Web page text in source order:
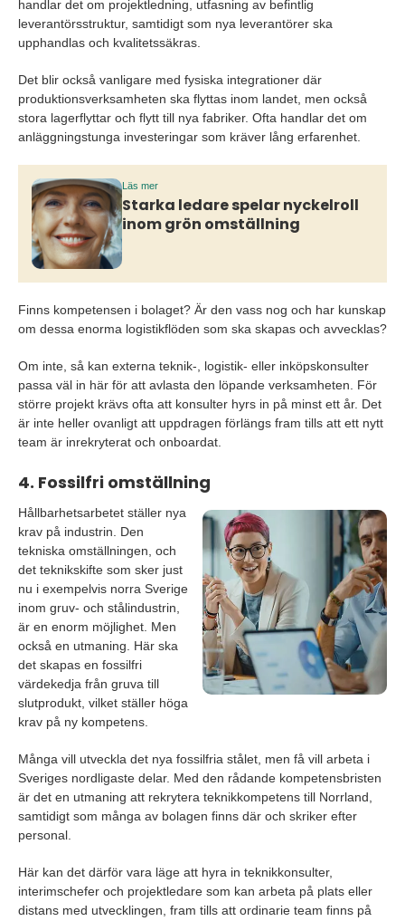
handlar det om projektledning, utfasning av befintlig
leverantörsstruktur, samtidigt som nya leverantörer ska
upphandlas och kvalitetssäkras.
Det blir också vanligare med fysiska integrationer där
produktionsverksamheten ska flyttas inom landet, men också
stora lagerflyttar och flytt till nya fabriker. Ofta handlar det om
anläggningstunga investeringar som kräver lång erfarenhet.
Läs mer
Starka ledare spelar nyckelroll
inom grön omställning
Finns kompetensen i bolaget? Är den vass nog och har kunskap
om dessa enorma logistikflöden som ska skapas och avvecklas?
Om inte, så kan externa teknik-, logistik- eller inköpskonsulter
passa väl in här för att avlasta den löpande verksamheten. För
större projekt krävs ofta att konsulter hyrs in på minst ett år. Det
är inte heller ovanligt att uppdragen förlängs fram tills att ett nytt
team är inrekryterat och onboardat.
4. Fossilfri omställning
Hållbarhetsarbetet ställer nya
krav på industrin. Den
tekniska omställningen, och
det teknikskifte som sker just
nu i exempelvis norra Sverige
inom gruv- och stålindustrin,
är en enorm möjlighet. Men
också en utmaning. Här ska
det skapas en fossilfri
värdekedja från gruva till
slutprodukt, vilket ställer höga
krav på ny kompetens.
Många vill utveckla det nya fossilfria stålet, men få vill arbeta i
Sveriges nordligaste delar. Med den rådande kompetensbristen
är det en utmaning att rekrytera teknikkompetens till Norrland,
samtidigt som många av bolagen finns där och skriker efter
personal.
Här kan det därför vara läge att hyra in teknikkonsulter,
interimschefer och projektledare som kan arbeta på plats eller
distans med utvecklingen, fram tills att ordinarie team finns på